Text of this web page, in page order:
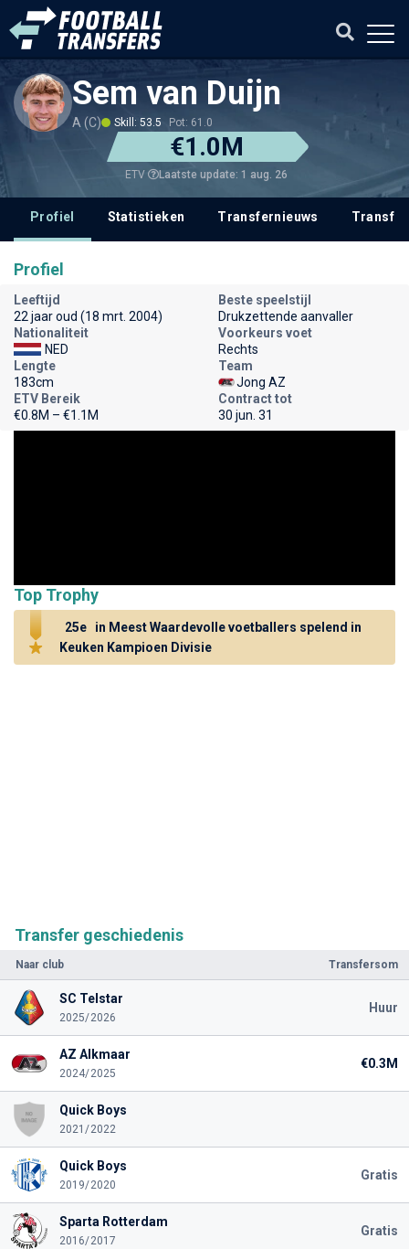
Sem van Duijn
A (C) Skill: 53.5 Pot: 61.0
€1.0M
ETV Laatste update: 1 aug. 26
Profiel Statistieken Transfernieuws
Transfer geschiedenis
Naar club Transfersom
SC Telstar
2025/2026
Huur
AZ Alkmaar
2024/2025
€0.3M
Quick Boys
2021/2022
Quick Boys
2019/2020
Gratis
Sparta Rotterdam
2016/2017
Gratis
Profiel
Leeftijd
22 jaar oud (18 mrt. 2004)
Beste speelstijl
Drukzettende aanvaller
Nationaliteit
NED
Voorkeurs voet
Rechts
Lengte
183cm
Team
Jong AZ
ETV Bereik
€0.8M – €1.1M
Contract tot
30 jun. 31
Top Trophy
25e
in Meest Waardevolle voetballers spelend in
Keuken Kampioen Divisie